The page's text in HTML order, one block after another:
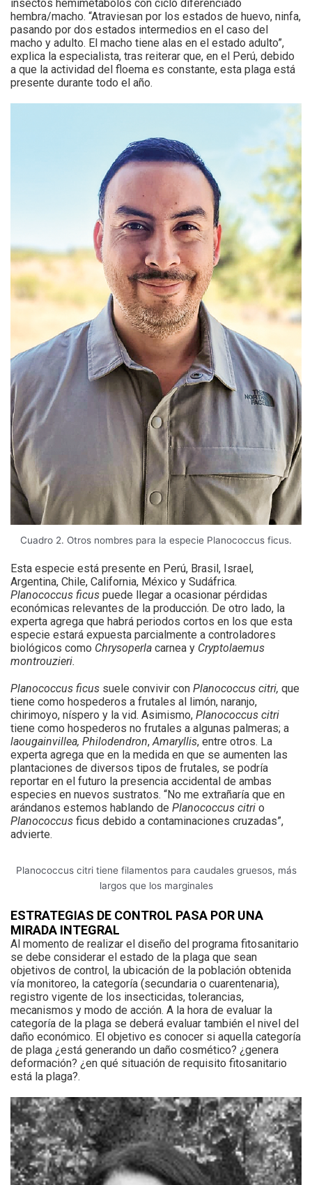
insectos hemimetábolos con ciclo diferenciado
hembra/macho. “Atraviesan por los estados de huevo, ninfa,
pasando por dos estados intermedios en el caso del
macho y adulto. El macho tiene alas en el estado adulto”,
explica la especialista, tras reiterar que, en el Perú, debido
a que la actividad del floema es constante, esta plaga está
presente durante todo el año.
Cuadro 2. Otros nombres para la especie Planococcus ficus.
Esta especie está presente en Perú, Brasil, Israel,
Argentina, Chile, California, México y Sudáfrica.
Planococcus ficus puede llegar a ocasionar pérdidas
económicas relevantes de la producción. De otro lado, la
experta agrega que habrá periodos cortos en los que esta
especie estará expuesta parcialmente a controladores
biológicos como Chrysoperla carnea y Cryptolaemus
montrouzieri.
Planococcus ficus suele convivir con Planococcus citri, que
tiene como hospederos a frutales al limón, naranjo,
chirimoyo, níspero y la vid. Asimismo, Planococcus citri
tiene como hospederos no frutales a algunas palmeras; a
laougainvillea, Philodendron,Amaryllis, entre otros. La
experta agrega que en la medida en que se aumenten las
plantaciones de diversos tipos de frutales, se podría
reportar en el futuro la presencia accidental de ambas
especies en nuevos sustratos. “No me extrañaría que en
arándanos estemos hablando de Planococcus citri o
Planococcus ficus debido a contaminaciones cruzadas”,
advierte.
Planococcus citri tiene filamentos para caudales gruesos, más
largos que los marginales
ESTRATEGIAS DE CONTROL PASA POR UNA
MIRADA INTEGRAL
Al momento de realizar el diseño del programa fitosanitario
se debe considerar el estado de la plaga que sean
objetivos de control, la ubicación de la población obtenida
vía monitoreo, la categoría (secundaria o cuarentenaria),
registro vigente de los insecticidas, tolerancias,
mecanismos y modo de acción. A la hora de evaluar la
categoría de la plaga se deberá evaluar también el nivel del
daño económico. El objetivo es conocer si aquella categoría
de plaga ¿está generando un daño cosmético? ¿genera
deformación? ¿en qué situación de requisito fitosanitario
está la plaga?.